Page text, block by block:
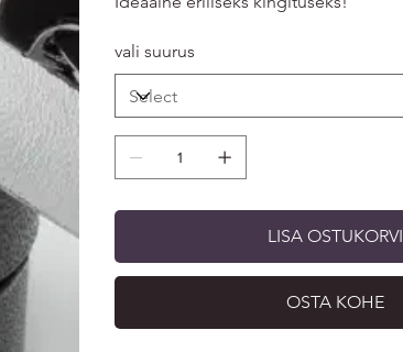
vali suurus
LISA OSTUKORVI
OSTA KOHE